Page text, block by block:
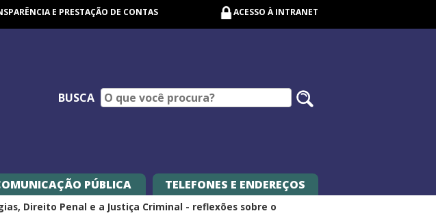
E PRESTAÇÃO DE CONTAS ACESSO À INTRANET
BUSCA
PÚBLICA TELEFONES E ENDEREÇOS
Direito Penal e a Justiça Criminal - reflexões sobre o